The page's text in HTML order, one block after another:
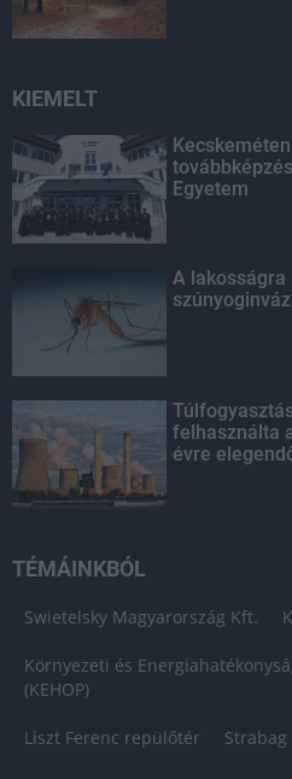
KIEMELT
Egyetem
A
felhasználta
évre
TÉMÁINKBÓL
Swietelsky Magyarország Kft.
Környezeti és
(KEHOP)
Liszt Ferenc repülőtér Strabag